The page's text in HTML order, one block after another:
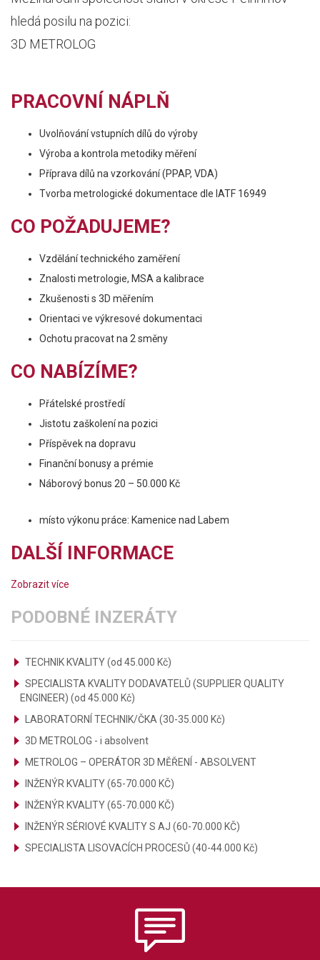
hledá posilu na pozici:
3D METROLOG
PRACOVNÍ NÁPLŇ
Uvolňování vstupních dílů do výroby
Výroba a kontrola metodiky měření
Příprava dílů na vzorkování (PPAP, VDA)
Tvorba metrologické dokumentace dle IATF 16949
CO POŽADUJEME?
Vzdělání technického zaměření
Znalosti metrologie, MSA a kalibrace
Zkušenosti s 3D měřením
Orientaci ve výkresové dokumentaci
Ochotu pracovat na 2 směny
CO NABÍZÍME?
Přátelské prostředí
Jistotu zaškolení na pozici
Příspěvek na dopravu
Finanční bonusy a prémie
Náborový bonus 20 – 50.000 Kč
místo výkonu práce: Kamenice nad Labem
DALŠÍ INFORMACE
Zobrazit více
PODOBNÉ INZERÁTY
TECHNIK KVALITY (od 45.000 Kč)
SPECIALISTA KVALITY DODAVATELŮ (SUPPLIER QUALITY
ENGINEER) (od 45.000 Kč)
LABORATORNÍ TECHNIK/ČKA (30-35.000 Kč)
3D METROLOG - i absolvent
METROLOG – OPERÁTOR 3D MĚŘENÍ - ABSOLVENT
INŽENÝR KVALITY (65-70.000 KČ)
INŽENÝR KVALITY (65-70.000 KČ)
INŽENÝR SÉRIOVÉ KVALITY S AJ (60-70.000 KČ)
SPECIALISTA LISOVACÍCH PROCESŮ (40-44.000 Kč)